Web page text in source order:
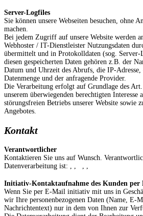
Server-Logfiles
Sie können unsere Webseiten besuchen, ohne
machen.
Bei jedem Zugriff auf unsere Website werden
Webhoster / IT-Dienstleister Nutzungsdaten
übermittelt und in Protokolldaten (sog. Server-
diesen gespeicherten Daten gehören z.B. der
Datum und Uhrzeit des Abrufs, die IP-Adresse,
Datenmenge und der anfragende Provider.
Die Verarbeitung erfolgt auf Grundlage des
unserem überwiegenden berechtigten Interesse
störungsfreien Betriebs unserer Website sowie
Angebotes.
Kontakt
Verantwortlicher
Kontaktieren Sie uns auf Wunsch.
Datenverarbeitung ist:
Initiativ-Kontaktaufnahme des Kunden per
Wenn Sie per E-Mail initiativ mit uns in
wir Ihre personenbezogenen Daten (Name, E-
Nachrichtentext) nur in dem von Ihnen zur